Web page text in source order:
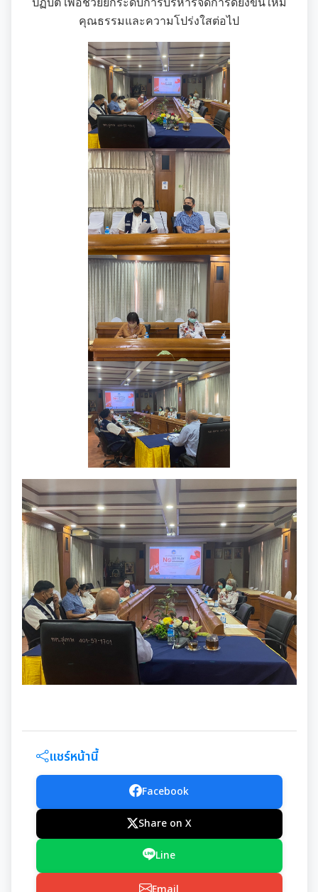
งานที่ 5 งานศูนย์ข้อมูลทรัพยากรท้องถิ่น
งานที่ 4 อนุรักษ์และใช้ประโยชน์จากทรัพยากรท้องถิ่น
งานที่ 6 สนับสนุนในการอนุรักษ์และจัดทำฐาน
ทรัพยากร
การจัดการพื้นที่สีเขียวในเมือง
การควบคุมภายใน
การบริหารความเสี่ยง
รายงานการประชุมสภาเทศบาล
การเรียกประชุมสภาฯ
การนัดประชุมสภาฯ
ประกาศสภาฯเทศบาลเมืองสุเทพ
กำหนดสมัยประชุม
งานประชาสัมพันธ์และการท่องเที่ยว
แผนงานท่องเที่ยว
แผนประชาสัมพันธ์
คู่มือปฏิบัติงานประชาสัมพันธ์
เอกสารประชาสัมพันธ์
เอกสารประชาสัมพันธ์กองการศึกษา
เอกสารประชาสัมพันธ์กองคลัง
เอกสารประชาสัมพันธ์กองสาธารณสุขและสิ่งแวดล้อม
เอกสารประชาสัมพันธ์กองสวัสดิการสังคม
พระราชกรณียกิจในหลวง รัชกาลที่ 9
เอกสารประชาสัมพันธ์การเลือกตั้ง
รวบรวมวีดิทัศน์และสื่อประชาสัมพันธ์อาเซียนปี ๒๕๖๒
ดาวน์โหลดเอกสาร
เอกสารดาวน์โหลด: สำนักปลัดเทศบาล
เอกสารดาวน์โหลด: กองคลัง
เอกสารดาวน์โหลด: กองช่าง
เอกสารดาวน์โหลด: กองสวัสดิการสังคม
เอกสารดาวน์โหลด: กองสาธารณสุขและสิ่งแวดล้อม
เอกสารดาวน์โหลด: กองการศึกษาฯ
เอกสารดาวน์โหลด: กองการเจ้าหน้าที่
เอกสารดาวน์โหลด: กองยุทธศาสตร์และงบประมาณ
ภาษีที่ดินและสิ่งปลูกสร้าง
พรบ./กฎหมาย เอกสารประชาสัมพันธ์
แบบบัญชีรายการที่ดินและสิ่งปลูกสร้าง ภ.ด.ส.3
แบบบัญชีรายการที่ดินฯ (ห้องชุด) ภ.ด.ส.4
บัญชีราคาประเมินทุนทรัพย์ที่ดินสิ่งปลูกสร้างภ.ด.ส1
บัญชีราคาประเมินทุนทรัพย์ (ห้องชุด) ภ.ด.ส.2
บัญชีราคาประเมินทุนทรัพย์ ภ.ด.ส.1 และ ภ.ด.ส.2
ประกาศอื่น ๆ
ประเมินความพึงพอใจต่อการให้บริการ เทศบาลเมืองสุเทพ
แบบฟอร์มการรับฟังความคิดเห็นของประชาชน
ศูนย์ข้อมูลข่าวสาร
การเลือกตั้งท้องถิ่น
งานทะเบียนราษฎร
งานรักษาความสะอาดและจัดเก็บมูลฝอย
งานป้องกันและบรรเทาสาธารณภัย
ปฏิบัติ เพื่อช่วยยกระดับการบริหารจัดการดียิ่งขึ้นให้มี
คุณธรรมและความโปร่งใสต่อไป
แชร์หน้านี้
Facebook
Share on X
Line